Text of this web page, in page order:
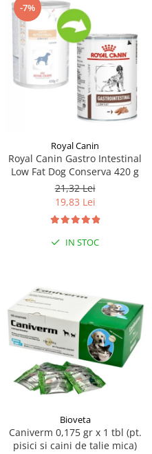
-7%
Royal Canin
Royal Canin Gastro Intestinal
Low Fat Dog Conserva 420 g
21,32 Lei
19,83 Lei
IN STOC
Bioveta
Caniverm 0,175 gr x 1 tbl (pt.
pisici si caini de talie mica)